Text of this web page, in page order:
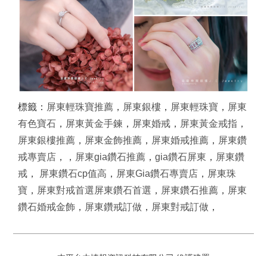
標籤： 屏東輕珠寶推薦 ， 屏東銀樓 ， 屏東輕珠寶 ， 屏東
有色寶石 ， 屏東黃金手鍊 ， 屏東婚戒 ， 屏東黃金戒指 ，
屏東銀樓推薦 ， 屏東金飾推薦 ， 屏東婚戒推薦 ， 屏東鑽
戒專賣店 ，， 屏東gia鑽石推薦 ， gia鑽石屏東 ， 屏東鑽
戒 ， 屏東鑽石cp值高 ， 屏東Gia鑽石專賣店 ， 屏東珠
寶 ， 屏東對戒首選屏東鑽石首選 ， 屏東鑽石推薦 ， 屏東
鑽石婚戒金飾 ， 屏東鑽戒訂做 ， 屏東對戒訂做 ，